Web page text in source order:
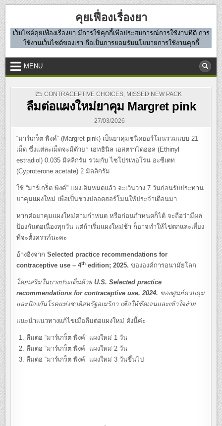
Skip
to
content
คุยเฟื่องเรื่องยา
เว็บไซต์คุยเฟื่องเรื่องยา มีการใช้คุกกี้เพื่อประสบการณ์การใช้งานที่ดี การ
ใช้งานเว็บไซต์ของเรา ถือเป็นการยอมรับนโยบายการใช้งานคุกกี้
MENU
POSTED
IN
CONTRACEPTIVE CHOICES, MISSED NEW PACK
ลืมต่อแผงใหม่ยาคุม Margret pink
27/03/2026
“มาร์เกร็ต พิงค์” (Margret pink) เป็นยาคุมชนิดฮอร์โมนรวมแบบ 21
เม็ด ซึ่งแต่ละเม็ดจะมีตัวยา เอทธินิล เอสตราไดออล (Ethinyl
estradiol) 0.035 มิลลิกรัม รวมกับ ไซโปรเทอโรน อะซีเตท
(Cyproterone acetate) 2 มิลลิกรัม
ใช้ “มาร์เกร็ต พิงค์” แผงเดิมหมดแล้ว จะเว้นว่าง 7 วันก่อนรับประทาน
ยาคุมแผงใหม่ เพื่อเป็นช่วงปลอดฮอร์โมนให้ประจำเดือนมา
หากต่อยาคุมแผงใหม่ตามกำหนด หรือก่อนกำหนดก็ได้ จะถือว่ามีผล
ป้องกันต่อเนื่องทุกวัน แต่ถ้าเริ่มแผงใหม่ช้า ก็อาจทำให้ไข่ตกและเสี่ยง
ที่จะตั้งครรภ์นะคะ
อ้างอิงจากSelected practice recommendations for
contraceptive use – 4th edition; 2025. ขององค์การอนามัยโลก
โดยเสริมในบางประเด็นด้วยU.S. Selected practice
recommendations for contraceptive use, 2024. ของศูนย์ควบคุม
และป้องกันโรคแห่งชาติสหรัฐอเมริกา เพื่อให้ชัดเจนและเข้าใจง่าย
แนะนำแนวทางแก้ไขเมื่อลืมต่อแผงใหม่ ดังนี้ค่ะ
ลืมต่อ “มาร์เกร็ต พิงค์” แผงใหม่ 1 วัน
ลืมต่อ “มาร์เกร็ต พิงค์” แผงใหม่ 2 วัน
ลืมต่อ “มาร์เกร็ต พิงค์” แผงใหม่ 3 วันขึ้นไป